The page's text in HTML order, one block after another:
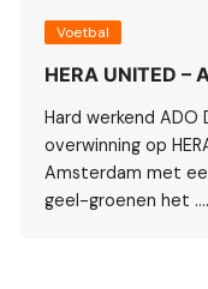
Voetbal
HERA UNITED –
Hard werkend
overwinning op
Amsterdam met
geel-groenen het ….